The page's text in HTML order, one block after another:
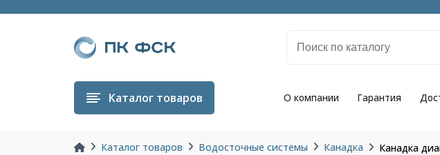
Каталог товаров О компании Гарантия
Каталог товаров Водосточные системы Канадка Канадка